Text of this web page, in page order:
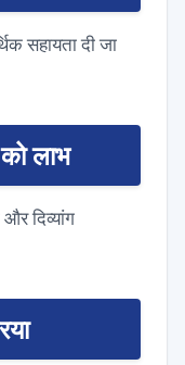
सहायता दी जा
लाभ
दिव्यांग